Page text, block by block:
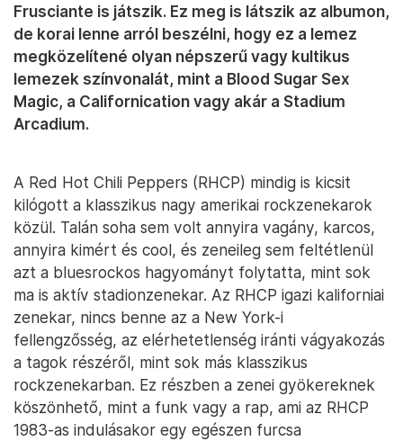
Frusciante is játszik. Ez meg is látszik az albumon,
de korai lenne arról beszélni, hogy ez a lemez
megközelítené olyan népszerű vagy kultikus
lemezek színvonalát, mint a Blood Sugar Sex
Magic, a Californication vagy akár a Stadium
Arcadium.
A Red Hot Chili Peppers (RHCP) mindig is kicsit
kilógott a klasszikus nagy amerikai rockzenekarok
közül. Talán soha sem volt annyira vagány, karcos,
annyira kimért és cool, és zeneileg sem feltétlenül
azt a bluesrockos hagyományt folytatta, mint sok
ma is aktív stadionzenekar. Az RHCP igazi kaliforniai
zenekar, nincs benne az a New York-i
fellengzősség, az elérhetetlenség iránti vágyakozás
a tagok részéről, mint sok más klasszikus
rockzenekarban. Ez részben a zenei gyökereknek
köszönhető, mint a funk vagy a rap, ami az RHCP
1983-as indulásakor egy egészen furcsa